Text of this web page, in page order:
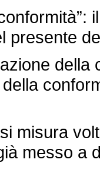
presente
misura
messo a